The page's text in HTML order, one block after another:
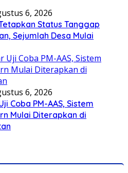
6, 2026
Status Tanggap
Sejumlah Desa Mulai
6, 2026
Coba PM-AAS, Sistem
Mulai Diterapkan di